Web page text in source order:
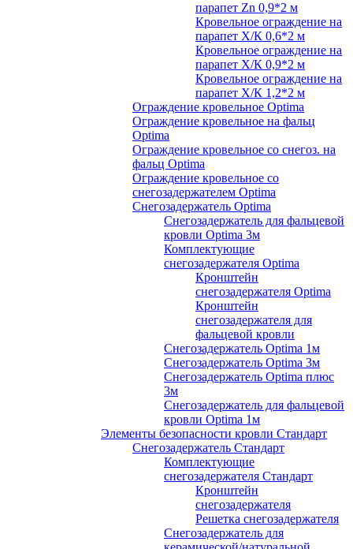
парапет Zn 0,9*2 м
Кровельное ограждение на
парапет Х/К 0,6*2 м
Кровельное ограждение на
парапет Х/К 0,9*2 м
Кровельное ограждение на
парапет Х/К 1,2*2 м
Ограждение кровельное Optima
Ограждение кровельное на фальц
Optima
Ограждение кровельное со снегоз. на
фальц Optima
Ограждение кровельное со
снегозадержателем Optima
Снегозадержатель Optima
Снегозадержатель для фальцевой
кровли Optima 3м
Комплектующие
снегозадержателя Optima
Кронштейн
снегозадержателя Optima
Кронштейн
снегозадержателя для
фальцевой кровли
Снегозадержатель Optima 1м
Снегозадержатель Optima 3м
Снегозадержатель Optima плюс
3м
Снегозадержатель для фальцевой
кровли Optima 1м
Элементы безопасности кровли Стандарт
Снегозадержатель Стандарт
Комплектующие
снегозадержателя Стандарт
Кронштейн
снегозадержателя
Решетка снегозадержателя
Снегозадержатель для